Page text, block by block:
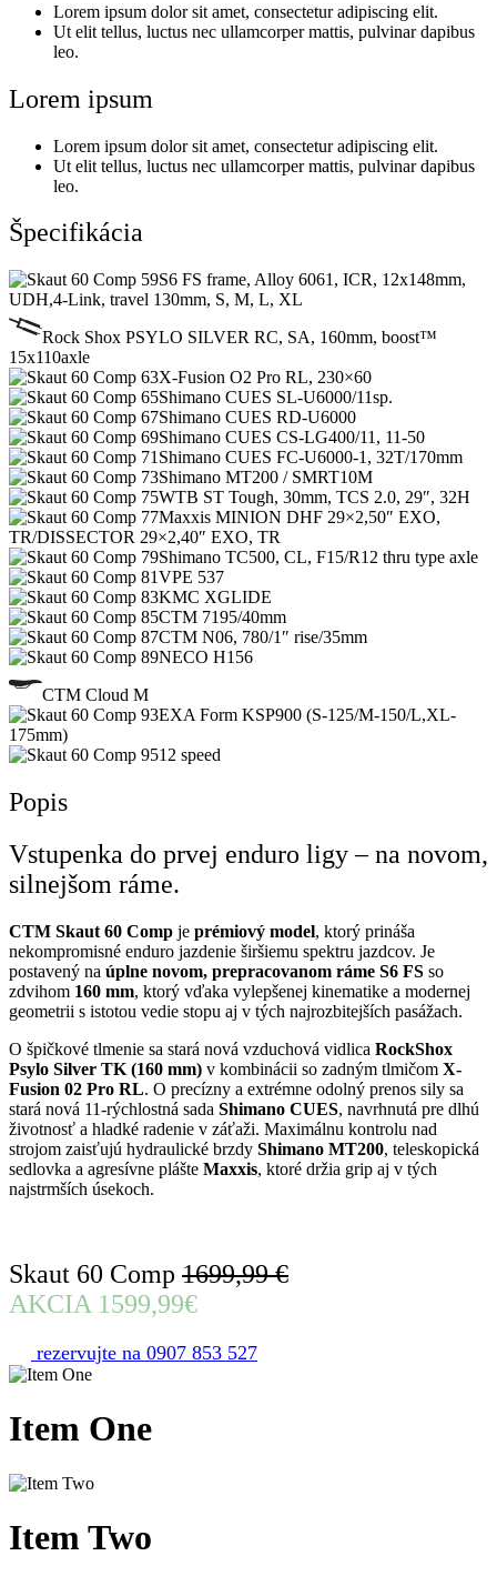
Lorem ipsum dolor sit amet, consectetur adipiscing elit.
Ut elit tellus, luctus nec ullamcorper mattis, pulvinar dapibus
leo.
Lorem ipsum
Lorem ipsum dolor sit amet, consectetur adipiscing elit.
Ut elit tellus, luctus nec ullamcorper mattis, pulvinar dapibus
leo.
Špecifikácia
S6 FS frame, Alloy 6061, ICR, 12x148mm,
UDH,4-Link, travel 130mm, S, M, L, XL
Rock Shox PSYLO SILVER RC, SA, 160mm, boost™
15x110axle
X-Fusion O2 Pro RL, 230×60
Shimano CUES SL-U6000/11sp.
Shimano CUES RD-U6000
Shimano CUES CS-LG400/11, 11-50
Shimano CUES FC-U6000-1, 32T/170mm
Shimano MT200 / SMRT10M
WTB ST Tough, 30mm, TCS 2.0, 29″, 32H
Maxxis MINION DHF 29×2,50″ EXO,
TR/DISSECTOR 29×2,40″ EXO, TR
Shimano TC500, CL, F15/R12 thru type axle
VPE 537
KMC XGLIDE
CTM 7195/40mm
CTM N06, 780/1″ rise/35mm
NECO H156
CTM Cloud M
EXA Form KSP900 (S-125/M-150/L,XL-
175mm)
12 speed
Popis
Vstupenka do prvej enduro ligy – na novom,
silnejšom ráme.
CTM Skaut 60 Comp je prémiový model, ktorý prináša
nekompromisné enduro jazdenie širšiemu spektru jazdcov. Je
postavený na úplne novom, prepracovanom ráme S6 FS so
zdvihom 160 mm, ktorý vďaka vylepšenej kinematike a modernej
geometrii s istotou vedie stopu aj v tých najrozbitejších pasážach.
O špičkové tlmenie sa stará nová vzduchová vidlica RockShox
Psylo Silver TK (160 mm) v kombinácii so zadným tlmičom X-
Fusion 02 Pro RL. O precízny a extrémne odolný prenos sily sa
stará nová 11-rýchlostná sada Shimano CUES, navrhnutá pre dlhú
životnosť a hladké radenie v záťaži. Maximálnu kontrolu nad
strojom zaisťujú hydraulické brzdy Shimano MT200, teleskopická
sedlovka a agresívne plášte Maxxis, ktoré držia grip aj v tých
najstrmších úsekoch.
Skaut 60 Comp 1699,99 €
AKCIA 1599,99€
rezervujte na 0907 853 527
Item One
ItemTwo